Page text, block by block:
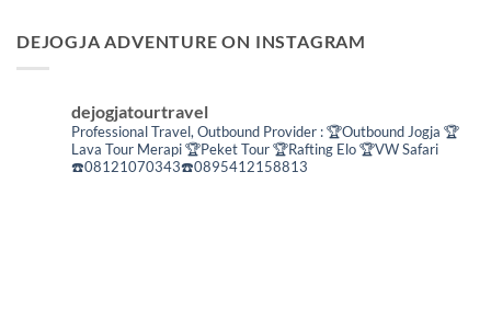
DEJOGJA ADVENTURE ON INSTAGRAM
dejogjatourtravel
Professional Travel, Outbound Provider :🏆Outbound Jogja 🏆
Lava Tour Merapi🏆Peket Tour🏆Rafting Elo🏆VW Safari
☎️08121070343☎️0895412158813